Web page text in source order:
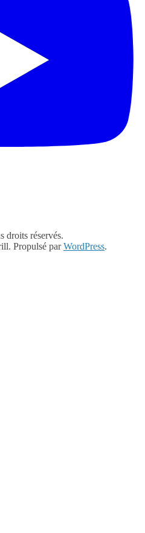
droits réservés.
Propulsé parWordPress.